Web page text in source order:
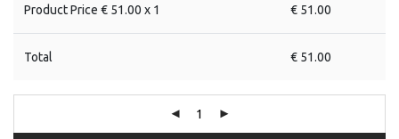
Product Price € 51.00 x 1 € 51.00
Total € 51.00